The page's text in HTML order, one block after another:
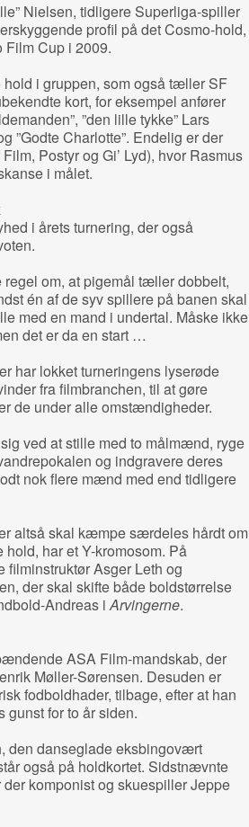
Nielsen, tidligere Superliga-spiller
profil på det Cosmo-hold,
Film Cup i 2009.
i gruppen, som også tæller SF
kort, for eksempel anfører
”den lille tykke” Lars
”Godte Charlotte”. Endelig er der
Postyr og Gi’ Lyd), hvor Rasmus
i målet.
i årets turnering, der også
om, at pigemål tæller dobbelt,
én af de syv spillere på banen skal
med en mand i undertal. Måske ikke
det er da en start …
har lokket turneringens lyserøde
fra filmbranchen, til at gøre
de under alle omstændigheder.
ved at stille med to målmænd, ryge
og indgravere deres
nok flere mænd med end tidligere
altså skal kæmpe særdeles hårdt om
har et Y-kromosom. På
filminstruktør Asger Leth og
der skal skifte både boldstørrelse
Andreas iArvingerne.
ASA Film-mandskab, der
Møller-Sørensen. Desuden er
fodboldhader, tilbage, efter at han
gunst for to år siden.
den danseglade eksbingovært
også på holdkortet. Sidstnævnte
komponist og skuespiller Jeppe